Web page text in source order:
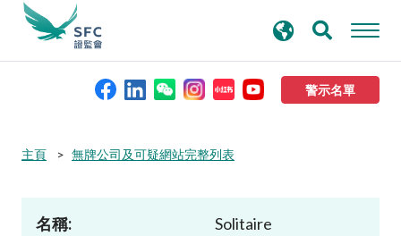
警示名單
本會簡介
尋
主頁 無牌公司及可疑網站完整列表
名稱:
Solitaire